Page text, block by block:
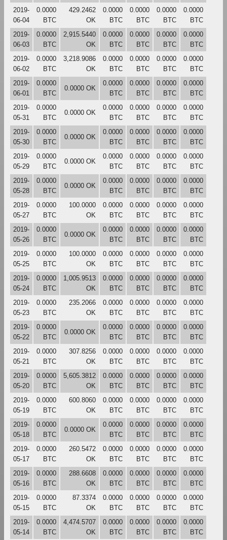
2019-
06-04
0.0000
BTC
429.2462
OK
0.0000
BTC
0.0000
BTC
0.0000
BTC
0.0000
BTC
2019-
06-03
0.0000
BTC
2,915.5440
OK
0.0000
BTC
0.0000
BTC
0.0000
BTC
0.0000
BTC
2019-
06-02
0.0000
BTC
3,218.9086
OK
0.0000
BTC
0.0000
BTC
0.0000
BTC
0.0000
BTC
2019-
06-01
0.0000
BTC
0.0000 OK
0.0000
BTC
0.0000
BTC
0.0000
BTC
0.0000
BTC
2019-
05-31
0.0000
BTC
0.0000 OK
0.0000
BTC
0.0000
BTC
0.0000
BTC
0.0000
BTC
2019-
05-30
0.0000
BTC
0.0000 OK
0.0000
BTC
0.0000
BTC
0.0000
BTC
0.0000
BTC
2019-
05-29
0.0000
BTC
0.0000 OK
0.0000
BTC
0.0000
BTC
0.0000
BTC
0.0000
BTC
2019-
05-28
0.0000
BTC
0.0000 OK
0.0000
BTC
0.0000
BTC
0.0000
BTC
0.0000
BTC
2019-
05-27
0.0000
BTC
100.0000
OK
0.0000
BTC
0.0000
BTC
0.0000
BTC
0.0000
BTC
2019-
05-26
0.0000
BTC
0.0000 OK
0.0000
BTC
0.0000
BTC
0.0000
BTC
0.0000
BTC
2019-
05-25
0.0000
BTC
100.0000
OK
0.0000
BTC
0.0000
BTC
0.0000
BTC
0.0000
BTC
2019-
05-24
0.0000
BTC
1,005.9513
OK
0.0000
BTC
0.0000
BTC
0.0000
BTC
0.0000
BTC
2019-
05-23
0.0000
BTC
235.2066
OK
0.0000
BTC
0.0000
BTC
0.0000
BTC
0.0000
BTC
2019-
05-22
0.0000
BTC
0.0000 OK
0.0000
BTC
0.0000
BTC
0.0000
BTC
0.0000
BTC
2019-
05-21
0.0000
BTC
307.8256
OK
0.0000
BTC
0.0000
BTC
0.0000
BTC
0.0000
BTC
2019-
05-20
0.0000
BTC
5,605.3812
OK
0.0000
BTC
0.0000
BTC
0.0000
BTC
0.0000
BTC
2019-
05-19
0.0000
BTC
600.8060
OK
0.0000
BTC
0.0000
BTC
0.0000
BTC
0.0000
BTC
2019-
05-18
0.0000
BTC
0.0000 OK
0.0000
BTC
0.0000
BTC
0.0000
BTC
0.0000
BTC
2019-
05-17
0.0000
BTC
260.5472
OK
0.0000
BTC
0.0000
BTC
0.0000
BTC
0.0000
BTC
2019-
05-16
0.0000
BTC
288.6608
OK
0.0000
BTC
0.0000
BTC
0.0000
BTC
0.0000
BTC
2019-
05-15
0.0000
BTC
87.3374
OK
0.0000
BTC
0.0000
BTC
0.0000
BTC
0.0000
BTC
2019-
05-14
0.0000
BTC
4,474.5707
OK
0.0000
BTC
0.0000
BTC
0.0000
BTC
0.0000
BTC